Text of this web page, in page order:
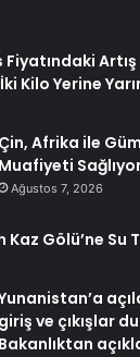
Kilo Yerine
Çin, Afrika ile
Muafiyeti
Ağustos 7, 2026
Gölü’ne Su
giriş ve çıkışlar
Bakanlıktan